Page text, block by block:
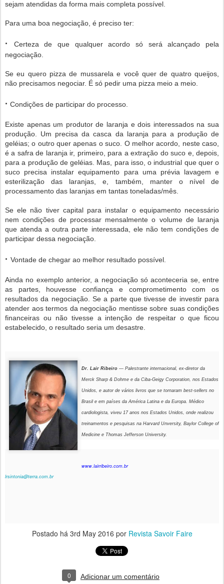
sejam atendidas da forma mais completa possível.
Para uma boa negociação, é preciso ter:
·
Certeza de que qualquer acordo só será alcançado pela
negociação.
Se eu quero pizza de mussarela e você quer de quatro queijos,
não precisamos negociar. É só pedir uma pizza meio a meio.
· Condições de participar do processo.
Existe apenas um produtor de laranja e dois interessados na sua
produção. Um precisa da casca da laranja para a produção de
geléias; o outro quer apenas o suco. O melhor acordo, neste caso,
é a safra de laranja ir, primeiro, para a extração do suco e, depois,
para a produção de geléias. Mas, para isso, o industrial que quer o
suco precisa instalar equipamento para uma prévia lavagem e
esterilização das laranjas, e, também, manter o nível de
processamento das laranjas em tantas toneladas/mês.
Se ele não tiver capital para instalar o equipamento necessário
nem condições de processar mensalmente o volume de laranja
que atenda a outra parte interessada, ele não tem condições de
participar dessa negociação.
· Vontade de chegar ao melhor resultado possível.
Ainda no exemplo anterior, a negociação só aconteceria se, entre
as partes, houvesse confiança e comprometimento com os
resultados da negociação. Se a parte que tivesse de investir para
atender aos termos da negociação mentisse sobre suas condições
financeiras ou não tivesse a intenção de respeitar o que ficou
estabelecido, o resultado seria um desastre.
Dr. Lair Ribeiro — Palestrante internacional, ex-diretor da
Merck Sharp & Dohme e da Ciba-Geigy Corporation, nos Estados
Unidos, e autor de vários livros que se tornaram best-sellers no
Brasil e em países da América Latina e da Europa. Médico
cardiologista, viveu 17 anos nos Estados Unidos, onde realizou
treinamentos e pesquisas na Harvard Unversity, Baylor College of
Medicine e Thomas Jefferson University.
www.lairribeiro.com.br
lrsintonia@terra.com.br
Postado há 3rd May 2016 por Revista Savoir Faire
0 Adicionar um comentário